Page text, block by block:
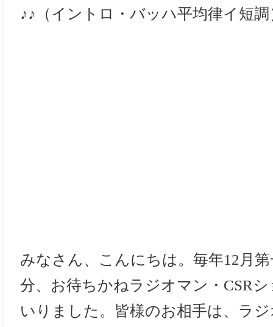
♪♪（イントロ・バッハ平均律イ短調
みなさん、こんにちは。毎年12月
分、お待ちかねラジオマン・CSR
いりました。皆様のお相手は、ラ